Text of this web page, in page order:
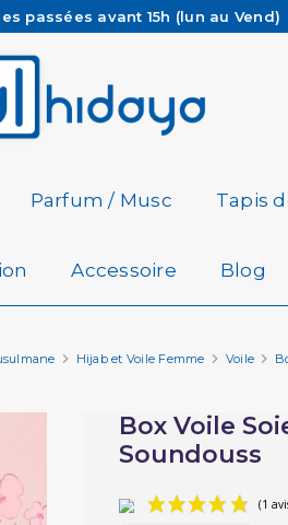
passées avant 15h (lun au Vend)
? Retrouvez notre FAQ
à partir de 65€ d'achat*
Parfum / Musc Tapis
Accessoire Blog
Hijab et Voile Femme Voile
Box Voile
Soundouss